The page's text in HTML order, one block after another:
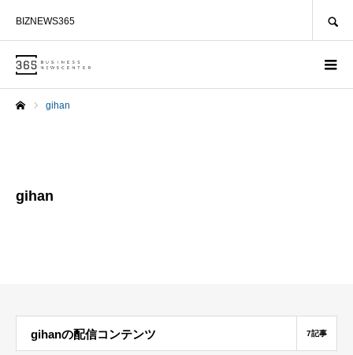
BIZNEWS365
gihan
gihan
gihanの配信コンテンツ 7記事